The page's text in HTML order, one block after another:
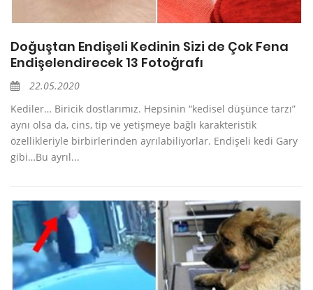
Doğuştan Endişeli Kedinin Sizi de Çok Fena
Endişelendirecek 13 Fotoğrafı
22.05.2020
Kediler… Biricik dostlarımız. Hepsinin “kedisel düşünce tarzı”
aynı olsa da, cins, tip ve yetişmeye bağlı karakteristik
özellikleriyle birbirlerinden ayrılabiliyorlar. Endişeli kedi Gary
gibi…Bu ayrıl...